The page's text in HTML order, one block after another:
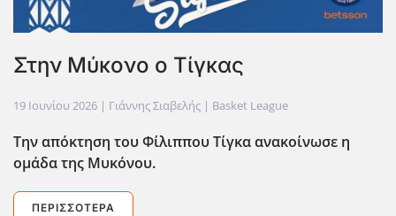
Στην Μύκονο ο Τίγκας
19 Ιουνίου 2026 | Γιάννης Σιαβελής | Basket League
Την απόκτηση του Φίλιππου Τίγκα ανακοίνωσε η
ομάδα της Μυκόνου.
ΠΕΡΙΣΣΌΤΕΡΑ